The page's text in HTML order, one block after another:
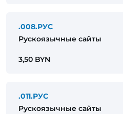
.008.РУС
Рускоязычные сайты
3,50 BYN
.011.РУС
Рускоязычные сайты